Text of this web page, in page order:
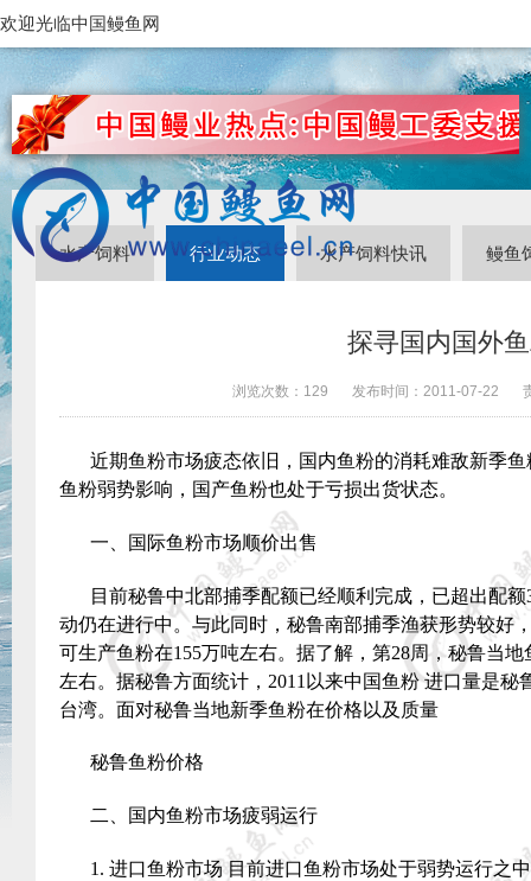
欢迎光临中国鳗鱼网
水产饲料 行业动态 水产饲料快讯 鳗鱼
探寻国内国外
浏览次数： 129 发布时间： 2011-07-22
近期鱼粉市场疲态依旧，国内鱼粉的消耗难敌新季
鱼粉弱势影响，国产鱼粉也处于亏损出货状态。
一、国际鱼粉市场顺价出售
目前秘鲁中北部捕季配额已经顺利完成，已超出配额
动仍在进行中。与此同时，秘鲁南部捕季渔获形势较好
可生产鱼粉在155万吨左右。据了解，第28周，秘鲁当地
左右。据秘鲁方面统计， 2011 以来中国鱼粉 进口量是秘
台湾。面对秘鲁当地新季鱼粉在价格以及质量
秘鲁鱼粉价格
二、国内鱼粉市场疲弱运行
1. 进口鱼粉市场 目前进口鱼粉市场处于弱势运行之